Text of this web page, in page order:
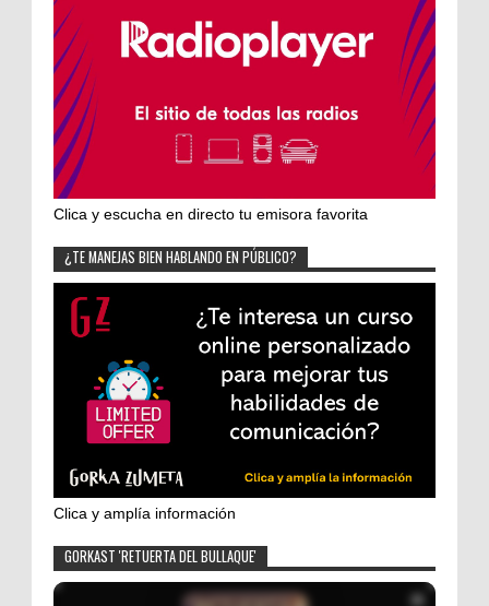
Clica y escucha en directo tu emisora favorita
¿TE MANEJAS BIEN HABLANDO EN PÚBLICO?
Clica y amplía información
GORKAST 'RETUERTA DEL BULLAQUE'